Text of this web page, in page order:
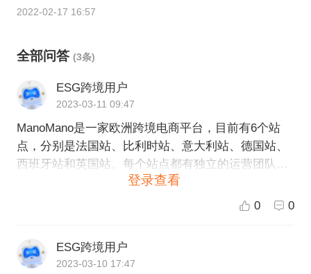
2022-02-17 16:57
全部问答 (3条)
ESG跨境用户
2023-03-11 09:47
ManoMano是一家欧洲跨境电商平台，目前有6个站
点，分别是法国站、比利时站、意大利站、德国站、
西班牙站和英国站。每个站点都有独立的运营团队和
本地化服务，以满足消费者对于产品、价格、物流和
客户服务的需求。如果您作为卖家想进入ManoMano
登录查看
0 0
ESG跨境用户
2023-03-10 17:47